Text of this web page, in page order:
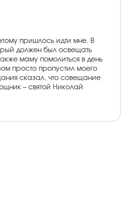
пришлось идти мне. В
должен был освещать
маму помолиться в день
просто пропустил моего
сказал, что совещание
– святой Николай